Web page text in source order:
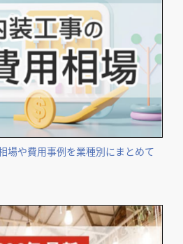
場や費用事例を業種別にまとめて